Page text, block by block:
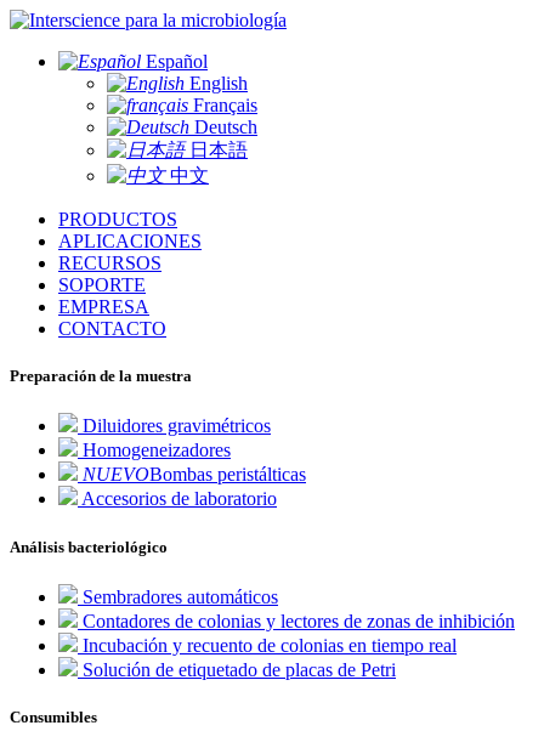
para la microbiología
Español
English
Français
Deutsch
日本語
中文
PRODUCTOS
APLICACIONES
RECURSOS
SOPORTE
EMPRESA
CONTACTO
Preparación de la muestra
Diluidores gravimétricos
Homogeneizadores
NUEVOBombas peristálticas
Accesorios de laboratorio
Análisis bacteriológico
Sembradores automáticos
Contadores de colonias y lectores de zonas de inhibición
Incubación y recuento de colonias en tiempo real
Solución de etiquetado de placas de Petri
Consumibles